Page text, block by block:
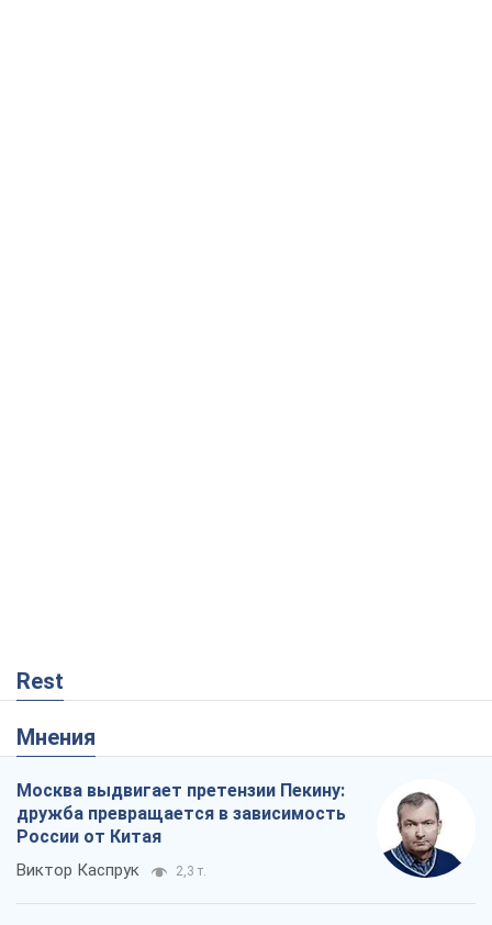
Rest
Мнения
Москва выдвигает претензии Пекину:
дружба превращается в зависимость
России от Китая
Виктор Каспрук 2,3 т.